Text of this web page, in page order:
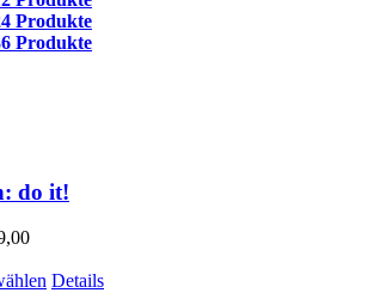
Produkte
Produkte
do it!
Details